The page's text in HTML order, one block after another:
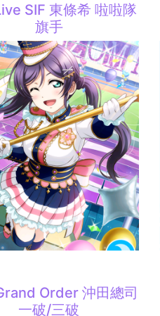
SIF 東條希 啦啦隊
旗手
Order 沖田總司
一破/三破